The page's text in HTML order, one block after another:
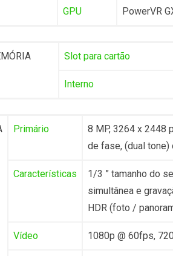
GPU PowerVR
Slot para cartão
Interno
Primário
8 MP, 3264 x 2448
de fase, (dual tone)
Características
1/3 ” tamanho do
simultânea e
HDR (foto /
Vídeo 1080p @ 60fps,